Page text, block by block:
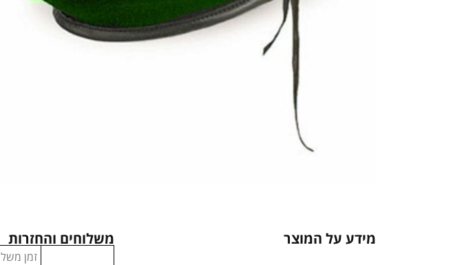
מידע על המוצר משלוחים והחזרות
זמן